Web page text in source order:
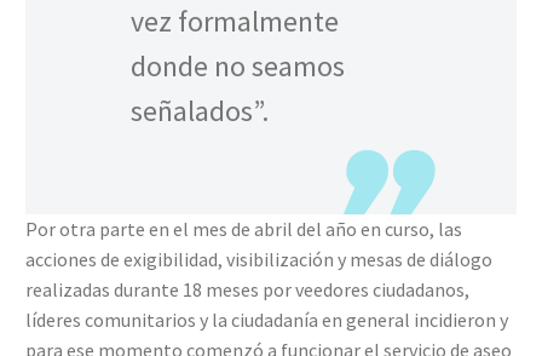
vez formalmente
donde no seamos
señalados”.
Por otra parte en el mes de abril del año en curso, las
acciones de exigibilidad, visibilización y mesas de diálogo
realizadas durante 18 meses por veedores ciudadanos,
líderes comunitarios y la ciudadanía en general incidieron y
para ese momento comenzó a funcionar el servicio de aseo